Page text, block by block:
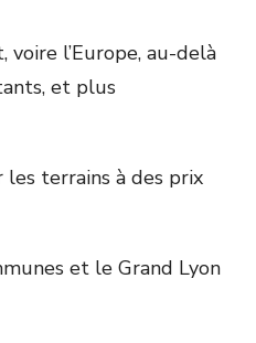
l’Europe, au-delà
et plus
terrains à des prix
et le Grand Lyon